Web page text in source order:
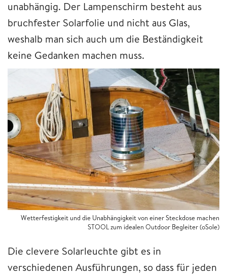
unabhängig. Der Lampenschirm besteht aus
bruchfester Solarfolie und nicht aus Glas,
weshalb man sich auch um die Beständigkeit
keine Gedanken machen muss.
Wetterfestigkeit und die Unabhängigkeit von einer Steckdose machen
STOOL zum idealen Outdoor Begleiter (oSole)
Die clevere Solarleuchte gibt es in
verschiedenen Ausführungen, so dass für jeden